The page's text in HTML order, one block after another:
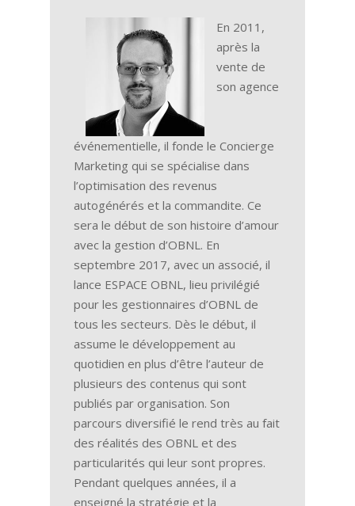
En 2011,
après la
vente de
son agence
événementielle, il fonde le Concierge
Marketing qui se spécialise dans
l’optimisation des revenus
autogénérés et la commandite. Ce
sera le début de son histoire d’amour
avec la gestion d’OBNL. En
septembre 2017, avec un associé, il
lance ESPACE OBNL, lieu privilégié
pour les gestionnaires d’OBNL de
tous les secteurs. Dès le début, il
assume le développement au
quotidien en plus d’être l’auteur de
plusieurs des contenus qui sont
publiés par organisation. Son
parcours diversifié le rend très au fait
des réalités des OBNL et des
particularités qui leur sont propres.
Pendant quelques années, il a
enseigné la stratégie et la